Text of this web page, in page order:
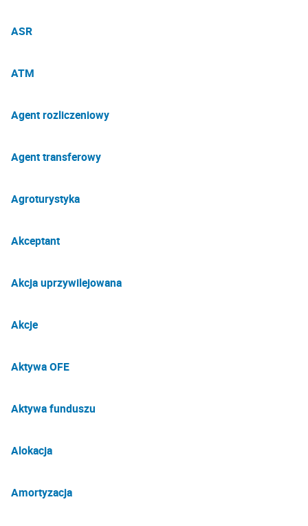
ASR
ATM
Agent rozliczeniowy
Agent transferowy
Agroturystyka
Akceptant
Akcja uprzywilejowana
Akcje
Aktywa OFE
Aktywa funduszu
Alokacja
Amortyzacja